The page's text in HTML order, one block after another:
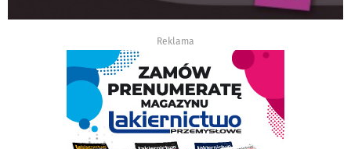
Reklama